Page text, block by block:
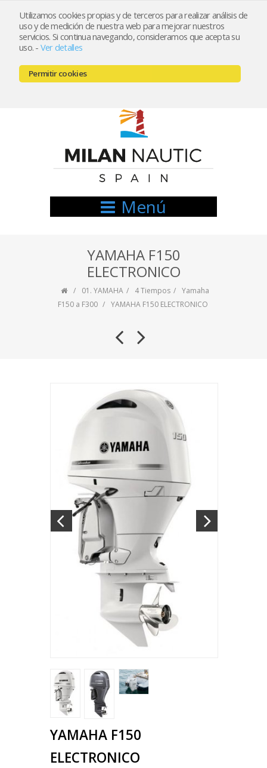
Utilizamos cookies propias y de terceros para realizar análisis de
uso y de medición de nuestra web para mejorar nuestros
servicios. Si continua navegando, consideramos que acepta su
uso. - Ver detalles
Permitir cookies
Registrarse Mi cuenta
666521122 // 654999333
Menú
YAMAHA F150
ELECTRONICO
01. YAMAHA 4 Tiempos
Yamaha
F150 a F300
YAMAHA F150 ELECTRONICO
YAMAHA F150
ELECTRONICO